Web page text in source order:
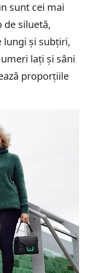
sunt cei mai
siluetă,
lungi și subțiri,
lați și sâni
proporțiile